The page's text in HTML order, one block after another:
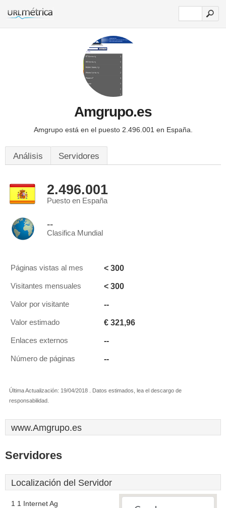
Amgrupo.es
Amgrupo está en el puesto 2.496.001 en España.
Análisis Servidores
2.496.001
Puesto en España
--
Clasifica Mundial
Páginas vistas al mes < 300
Visitantes mensuales < 300
Valor por visitante --
Valor estimado € 321,96
Enlaces externos --
Número de páginas --
Última Actualización: 19/04/2018 . Datos estimados, lea el descargo de
responsabilidad.
www.Amgrupo.es
Servidores
Localización del Servidor
1 1 Internet Ag